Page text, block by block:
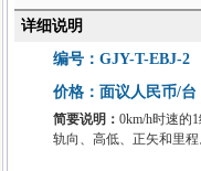
详细说明
编号：GJY-T-EBJ-2
价格：面议人民币/台
简要说明： 0km/h时速的
轨向、高低、正矢和里